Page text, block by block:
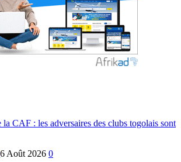
la CAF : les adversaires des clubs togolais sont
6 Août 2026 0